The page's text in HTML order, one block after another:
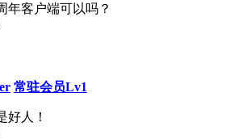
年客户端可以吗？
常驻会员Lv1
好人！